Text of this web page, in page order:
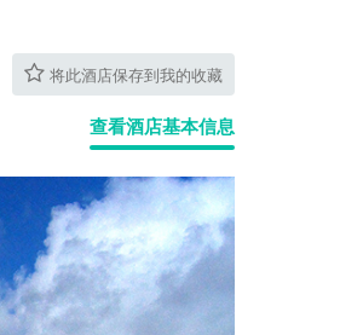
将此酒店保存到我的收藏
查看酒店基本信息